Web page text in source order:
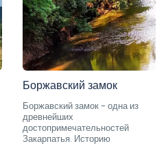
Боржавский замок
Боржавский замок - одна из
древнейших
достопримечательностей
Закарпатья. Историю